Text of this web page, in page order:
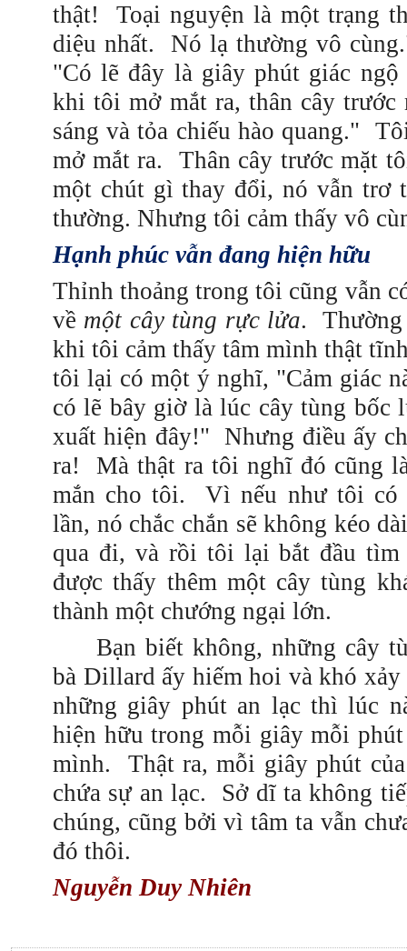
thật!
Toại nguyện là một trạng
diệu nhất.
Nó lạ thường vô
"Có lẽ đây là giây phút giác ngộ
khi tôi mở mắt ra, thân cây trước
sáng và tỏa chiếu hào quang."
mở mắt ra.
Thân cây trước mặt
một chút gì thay đổi, nó vẫn trơ
thường. Nhưng tôi cảm thấy vô
Hạnh phúc vẫn đang hiện hữu
Thỉnh thoảng trong tôi cũng vẫn
về một cây tùng rực lửa.
khi tôi cảm thấy tâm mình thật
tôi lại có một ý nghĩ, "Cảm giác
có lẽ bây giờ là lúc cây tùng bốc
xuất hiện đây!" Nhưng điều ấy
ra! Mà thật ra tôi nghĩ đó cũng
mắn cho tôi.Vì nếu như tôi có
lần, nó chắc chắn sẽ không kéo
qua đi, và rồi tôi lại bắt đầu tìm
được thấy thêm một cây tùng
thành một chướng ngại lớn.
Bạn biết không, những cây
bà Dillard ấy hiếm hoi và khó xảy
những giây phút an lạc thì lúc
hiện hữu trong mỗi giây mỗi
mình.
Thật ra, mỗi giây phút
chứa sự an lạc.
Sở dĩ ta không
chúng, cũng bởi vì tâm ta vẫn
đó thôi.
Nguyễn Duy Nhiên